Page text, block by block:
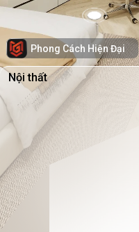
Phong Cách Hiện Đại
Nội thất